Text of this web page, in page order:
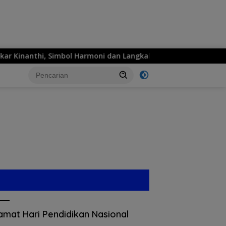
Simbol Harmoni dan Langkah Maju
Hari Pendidikan Nasional